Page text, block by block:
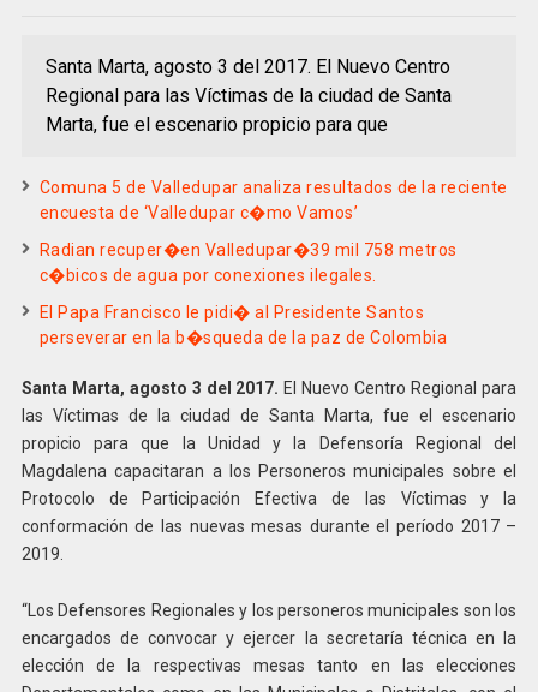
Santa Marta, agosto 3 del 2017. El Nuevo Centro
Regional para las Víctimas de la ciudad de Santa
Marta, fue el escenario propicio para que
Comuna 5 de Valledupar analiza resultados de la reciente
encuesta de ‘Valledupar c�mo Vamos’
Radian recuper�en Valledupar�39 mil 758 metros
c�bicos de agua por conexiones ilegales.
El Papa Francisco le pidi� al Presidente Santos
perseverar en la b�squeda de la paz de Colombia
Santa Marta, agosto 3 del 2017. El Nuevo Centro Regional para
las Víctimas de la ciudad de Santa Marta, fue el escenario
propicio para que la Unidad y la Defensoría Regional del
Magdalena capacitaran a los Personeros municipales sobre el
Protocolo de Participación Efectiva de las Víctimas y la
conformación de las nuevas mesas durante el período 2017 –
2019.
“Los Defensores Regionales y los personeros municipales son los
encargados de convocar y ejercer la secretaría técnica en la
elección de la respectivas mesas tanto en las elecciones